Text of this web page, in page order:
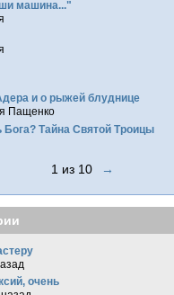
машина..."
и о рыжей блуднице
Пащенко
Тайна Святой Троицы
1 из 10 →
очень